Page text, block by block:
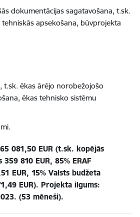
dokumentācijas sagatavošana, t.sk.
apsekošana, būvprojekta
t.sk. ēkas ārējo norobežojošo
ēkas tehnisko sistēmu
081,50 EUR (t.sk. kopējās
810 EUR, 85% ERAF
EUR, 15% Valsts budžeta
EUR). Projekta ilgums:
(53 mēneši).